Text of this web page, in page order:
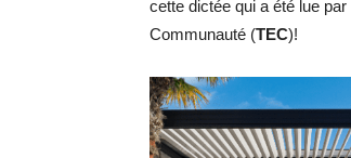
cette dictée qui a été lue par
Communauté (TEC)!